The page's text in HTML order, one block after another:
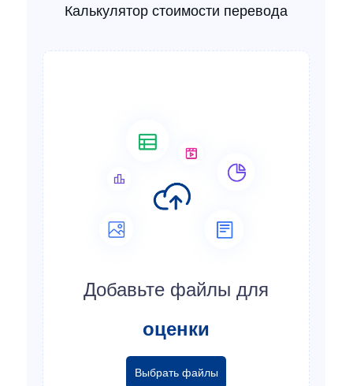
Калькулятор стоимости перевода
Добавьте файлы для
оценки
Выбрать файлы